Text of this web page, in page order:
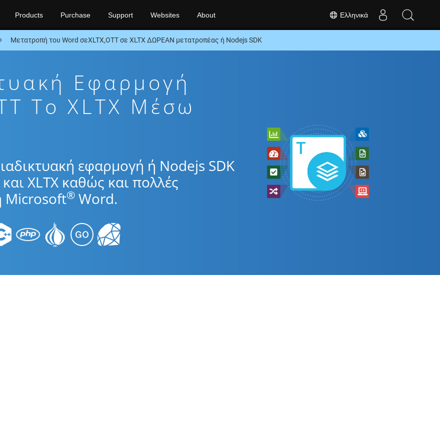
Ελληνικά
Products Purchase Support Websites About
Μετατροπή του Word σεXLTX,OTT σε XLTX ΔΩΡΕΑΝ μετατροπέας ή Nodejs SDK
Εφαρμογή
To XLTX Μέσω
εφαρμογή ή Nodejs SDK
XLTX καθώς και πολλές
Microsoft® Word.